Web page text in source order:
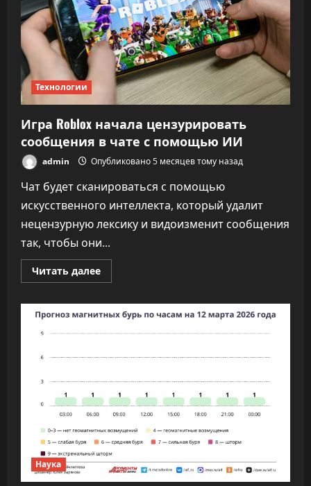
Технологии
Игра Roblox начала цензурировать
сообщения в чате с помощью ИИ
admin Опубликовано 5 месяцев тому назад
Чат будет сканироваться с помощью
искусственного интеллекта, который удалит
нецензурную лексику и видоизменит сообщения
так, чтобы они...
Читать далееПрочитать
больше
Roblox
начала
сообщения
чате
ИИ
Наука